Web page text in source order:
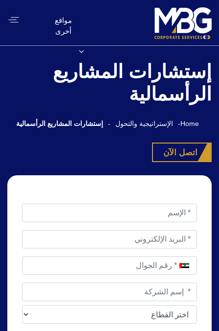
مواقع
أخرى
إستشارات المشاريع
الرأسمالية
Home
- الإستراتيجية والتحول - إستشارات المشاريع الرأسمالية
اتصل الآن